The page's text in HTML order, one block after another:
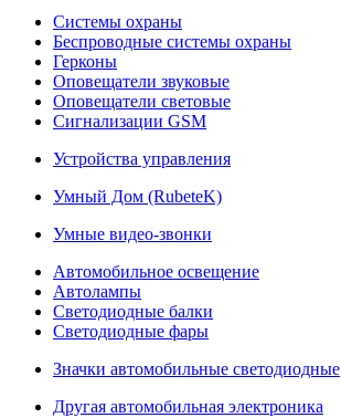
Системы охраны
Беспроводные системы охраны
Герконы
Оповещатели звуковые
Оповещатели световые
Сигнализации GSM
Устройства управления
Умный Дом (RubeteK)
Умные видео-звонки
Автомобильное освещение
Автолампы
Светодиодные балки
Светодиодные фары
Значки автомобильные светодиодные
Другая автомобильная электроника